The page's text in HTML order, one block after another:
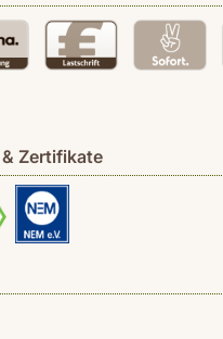
Zertifikate